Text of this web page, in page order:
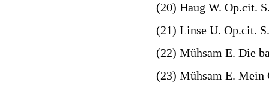
(20) Haug W. Op.cit.
(21) Linse U. Op.cit.
(22) Mühsam E. Die
(23) Mühsam E. Mein